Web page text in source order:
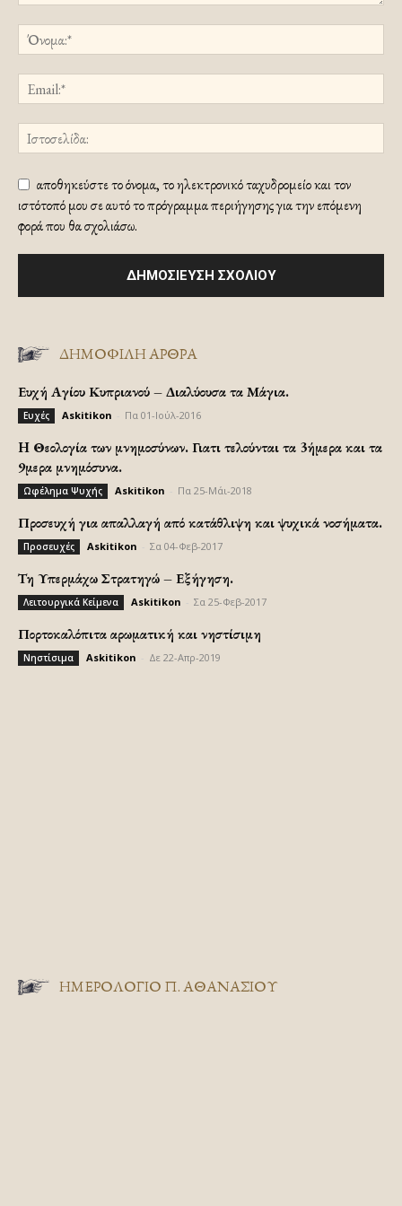
αποθηκεύστε το όνομα, το ηλεκτρονικό ταχυδρομείο και τον
ιστότοπό μου σε αυτό το πρόγραμμα περιήγησης για την επόμενη
φορά που θα σχολιάσω.
ΔΗΜΟΦΙΛΗ ΑΡΘΡΑ
Ευχή Αγίου Κυπριανού – Διαλύουσα τα Μάγια.
Ευχές Askitikon Πα 01-Ιούλ-2016
H Θεολογία των μνημοσύνων. Γιατι τελούνται τα 3ήμερα και τα
9μερα μνημόσυνα.
Ωφέλημα Ψυχής Askitikon Πα 25-Μάι-2018
Προσευχή για απαλλαγή από κατάθλιψη και ψυχικά νοσήματα.
Προσευχές Askitikon Σα 04-Φεβ-2017
Τη Υπερμάχω Στρατηγώ – Εξήγηση.
Λειτουργικά Κείμενα Askitikon Σα 25-Φεβ-2017
Πορτοκαλόπιτα αρωματική και νηστίσιμη
Νηστίσιμα Askitikon Δε 22-Απρ-2019
ΗΜΕΡΟΛΟΓΙΟ Π. ΑΘΑΝΑΣΙΟΥ